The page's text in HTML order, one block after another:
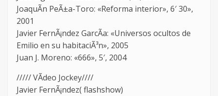
JoaquÃ­n PeÃ±a-Toro: «Reforma interior», 6′ 30»,
2001
Javier FernÃ¡ndez GarcÃ­a: «Universos ocultos de
Emilio en su habitaciÃ³n», 2005
Juan J. Moreno: «666», 5′, 2004
///// VÃ­deo Jockey////
Javier FernÃ¡ndez( flashshow)